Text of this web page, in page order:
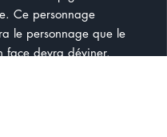
Ce personnage
le personnage que le
face devra déviner.